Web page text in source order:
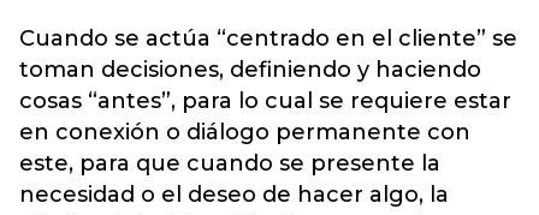
Cuando se actúa “centrado en el cliente” se
toman decisiones, definiendo y haciendo
cosas “antes”, para lo cual se requiere estar
en conexión o diálogo permanente con
este, para que cuando se presente la
necesidad o el deseo de hacer algo, la